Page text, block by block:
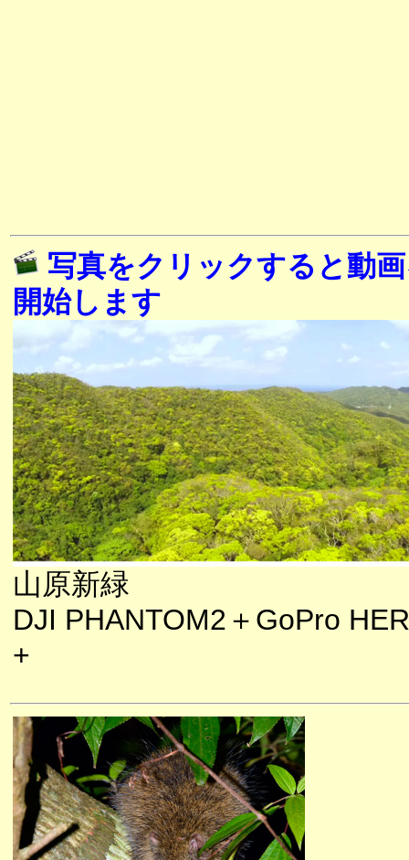
写真をクリックすると動
開始します
山原新緑
DJI PHANTOM2＋GoPro
+